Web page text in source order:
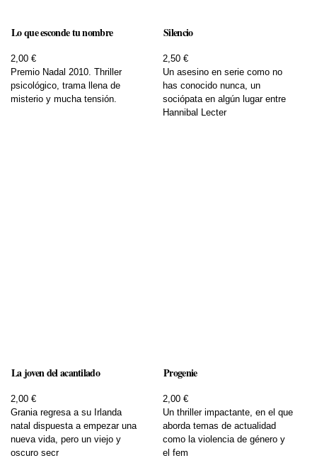
Lo que esconde tu nombre
2,00 €
Premio Nadal 2010. Thriller
psicológico, trama llena de
misterio y mucha tensión.
Silencio
2,50 €
Un asesino en serie como no
has conocido nunca, un
sociópata en algún lugar entre
Hannibal Lecter
La joven del acantilado
2,00 €
Grania regresa a su Irlanda
natal dispuesta a empezar una
nueva vida, pero un viejo y
oscuro secr
Progenie
2,00 €
Un thriller impactante, en el que
aborda temas de actualidad
como la violencia de género y
el fem